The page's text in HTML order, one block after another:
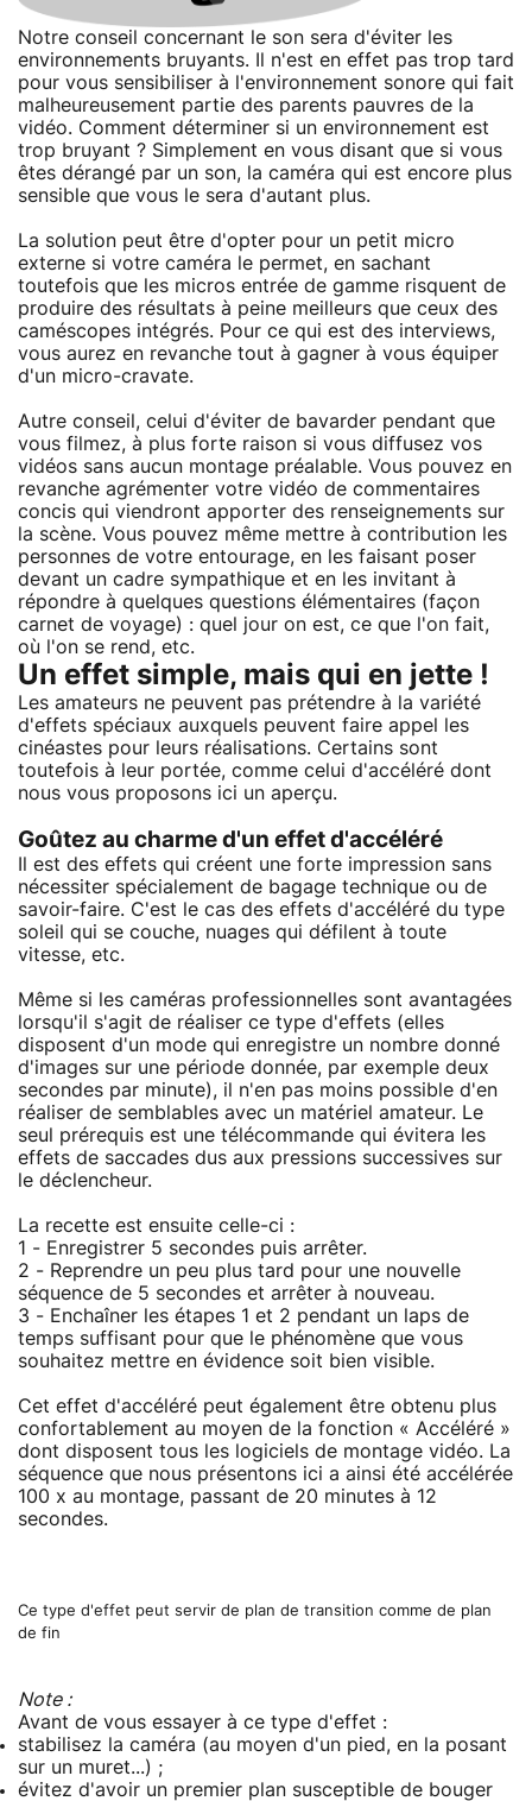
Notre conseil concernant le son sera d'éviter les
environnements bruyants. Il n'est en effet pas trop tard
pour vous sensibiliser à l'environnement sonore qui fait
malheureusement partie des parents pauvres de la
vidéo. Comment déterminer si un environnement est
trop bruyant ? Simplement en vous disant que si vous
êtes dérangé par un son, la caméra qui est encore plus
sensible que vous le sera d'autant plus.
La solution peut être d'opter pour un petit micro
externe si votre caméra le permet, en sachant
toutefois que les micros entrée de gamme risquent de
produire des résultats à peine meilleurs que ceux des
caméscopes intégrés. Pour ce qui est des interviews,
vous aurez en revanche tout à gagner à vous équiper
d'un micro-cravate.
Autre conseil, celui d'éviter de bavarder pendant que
vous filmez, à plus forte raison si vous diffusez vos
vidéos sans aucun montage préalable. Vous pouvez en
revanche agrémenter votre vidéo de commentaires
concis qui viendront apporter des renseignements sur
la scène. Vous pouvez même mettre à contribution les
personnes de votre entourage, en les faisant poser
devant un cadre sympathique et en les invitant à
répondre à quelques questions élémentaires (façon
carnet de voyage) : quel jour on est, ce que l'on fait,
où l'on se rend, etc.
Un effet simple, mais qui en jette !
Les amateurs ne peuvent pas prétendre à la variété
d'effets spéciaux auxquels peuvent faire appel les
cinéastes pour leurs réalisations. Certains sont
toutefois à leur portée, comme celui d'accéléré dont
nous vous proposons ici un aperçu.
Goûtez au charme d'un effet d'accéléré
Il est des effets qui créent une forte impression sans
nécessiter spécialement de bagage technique ou de
savoir-faire. C'est le cas des effets d'accéléré du type
soleil qui se couche, nuages qui défilent à toute
vitesse, etc.
Même si les caméras professionnelles sont avantagées
lorsqu'il s'agit de réaliser ce type d'effets (elles
disposent d'un mode qui enregistre un nombre donné
d'images sur une période donnée, par exemple deux
secondes par minute), il n'en pas moins possible d'en
réaliser de semblables avec un matériel amateur. Le
seul prérequis est une télécommande qui évitera les
effets de saccades dus aux pressions successives sur
le déclencheur.
La recette est ensuite celle-ci :
1 - Enregistrer 5 secondes puis arrêter.
2 - Reprendre un peu plus tard pour une nouvelle
séquence de 5 secondes et arrêter à nouveau.
3 - Enchaîner les étapes 1 et 2 pendant un laps de
temps suffisant pour que le phénomène que vous
souhaitez mettre en évidence soit bien visible.
Cet effet d'accéléré peut également être obtenu plus
confortablement au moyen de la fonction « Accéléré »
dont disposent tous les logiciels de montage vidéo. La
séquence que nous présentons ici a ainsi été accélérée
100 x au montage, passant de 20 minutes à 12
secondes.
Ce type d'effet peut servir de plan de transition comme de plan
de fin
Note :
Avant de vous essayer à ce type d'effet :
stabilisez la caméra (au moyen d'un pied, en la posant
sur un muret...) ;
évitez d'avoir un premier plan susceptible de bouger